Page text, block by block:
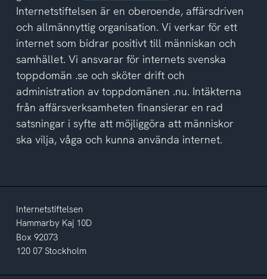
integritetspolicyn
Internetstiftelsen är en oberoende, affärsdriven
och allmännyttig organisation. Vi verkar för ett
internet som bidrar positivt till människan och
samhället. Vi ansvarar för internets svenska
toppdomän .se och sköter drift och
administration av toppdomänen .nu. Intäkterna
från affärsverksamheten finansierar en rad
satsningar i syfte att möjliggöra att människor
ska vilja, våga och kunna använda internet.
Internetstiftelsen
Hammarby Kaj 10D
Box 92073
120 07 Stockholm